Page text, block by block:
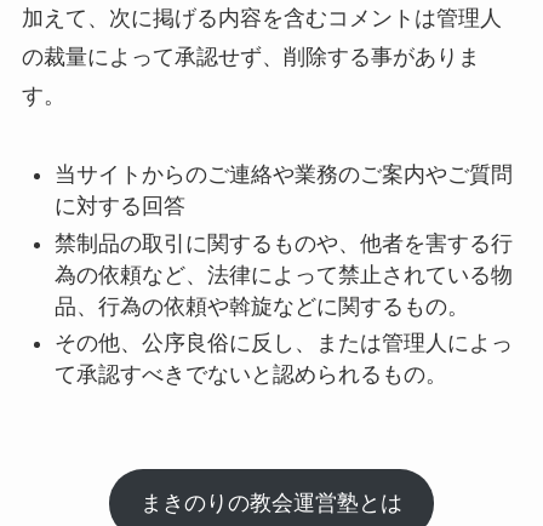
加えて、次に掲げる内容を含むコメントは管理人
の裁量によって承認せず、削除する事がありま
す。
当サイトからのご連絡や業務のご案内やご質問
に対する回答
禁制品の取引に関するものや、他者を害する行
為の依頼など、法律によって禁止されている物
品、行為の依頼や斡旋などに関するもの。
その他、公序良俗に反し、または管理人によっ
て承認すべきでないと認められるもの。
まきのりの教会運営塾とは